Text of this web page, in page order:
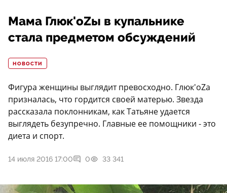
Мама Глюк'oZы в купальнике
стала предметом обсуждений
НОВОСТИ
Фигура женщины выглядит превосходно. Глюк'oZа
призналась, что гордится своей матерью. Звезда
рассказала поклонникам, как Татьяне удается
выглядеть безупречно. Главные ее помощники - это
диета и спорт.
14 июля 2016 17:00 0 33 341